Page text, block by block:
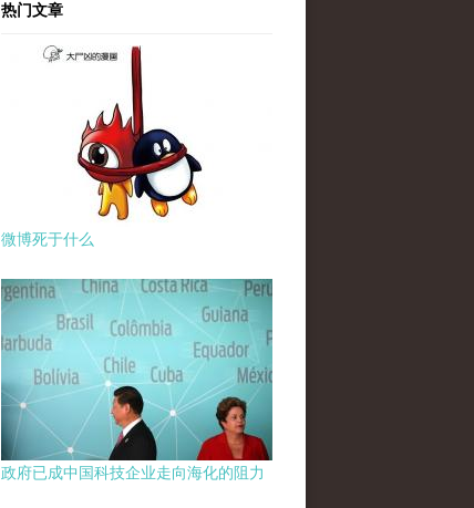
热门文章
微博死于什么
政府已成中国科技企业走向海化的阻力